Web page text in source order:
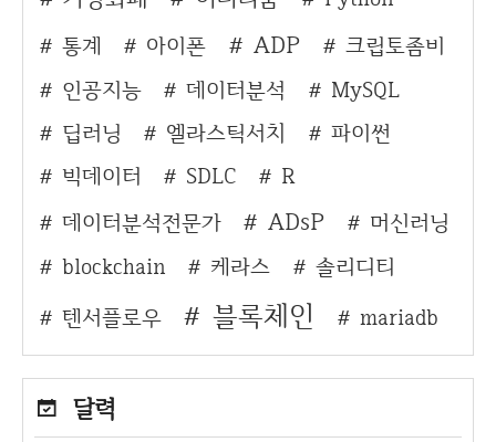
통계
아이폰 ADP
크립토좀비
인공지능
데이터분석
MySQL
딥러닝
엘라스틱서치
파이썬
빅데이터
SDLC
R
데이터분석전문가
ADsP
머신러닝
blockchain
케라스
솔리디티
텐서플로우
블록체인 mariadb
달력